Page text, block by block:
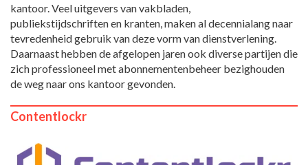
kantoor. Veel uitgevers van vakbladen,
publiekstijdschriften en kranten, maken al decennialang naar
tevredenheid gebruik van deze vorm van dienstverlening.
Daarnaast hebben de afgelopen jaren ook diverse partijen die
zich professioneel met abonnementenbeheer bezighouden
de weg naar ons kantoor gevonden.
Contentlockr